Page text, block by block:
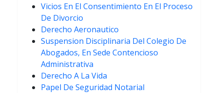
Vicios En El Consentimiento En El Proceso
De Divorcio
Derecho Aeronautico
Suspension Disciplinaria Del Colegio De
Abogados, En Sede Contencioso
Administrativa
Derecho A La Vida
Papel De Seguridad Notarial